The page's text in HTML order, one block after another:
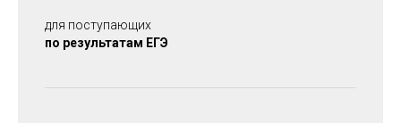
для поступающих
по результатам ЕГЭ